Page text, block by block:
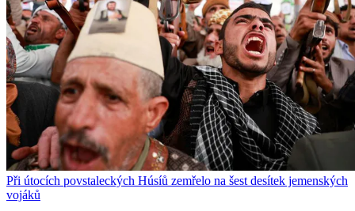
Při útocích povstaleckých Húsíů zemřelo na šest desítek jemenských
vojáků